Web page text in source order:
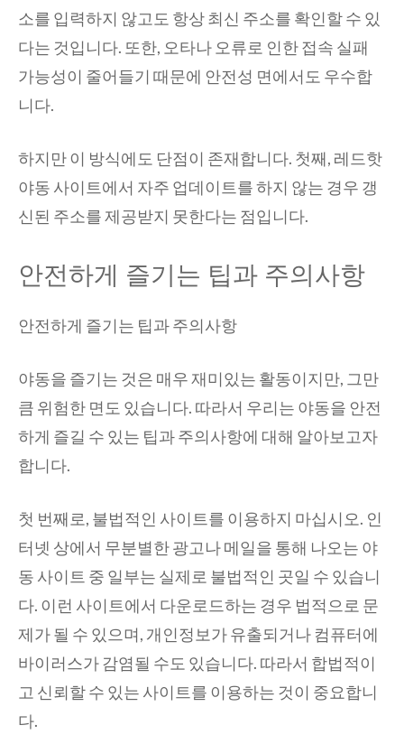
소를 입력하지 않고도 항상 최신 주소를 확인할 수 있
다는 것입니다. 또한, 오타나 오류로 인한 접속 실패
가능성이 줄어들기 때문에 안전성 면에서도 우수합
니다.
하지만 이 방식에도 단점이 존재합니다. 첫째, 레드핫
야동 사이트에서 자주 업데이트를 하지 않는 경우 갱
신된 주소를 제공받지 못한다는 점입니다.
안전하게 즐기는 팁과 주의사항
안전하게 즐기는 팁과 주의사항
야동을 즐기는 것은 매우 재미있는 활동이지만, 그만
큼 위험한 면도 있습니다. 따라서 우리는 야동을 안전
하게 즐길 수 있는 팁과 주의사항에 대해 알아보고자
합니다.
첫 번째로, 불법적인 사이트를 이용하지 마십시오. 인
터넷 상에서 무분별한 광고나 메일을 통해 나오는 야
동 사이트 중 일부는 실제로 불법적인 곳일 수 있습니
다. 이런 사이트에서 다운로드하는 경우 법적으로 문
제가 될 수 있으며, 개인정보가 유출되거나 컴퓨터에
바이러스가 감염될 수도 있습니다. 따라서 합법적이
고 신뢰할 수 있는 사이트를 이용하는 것이 중요합니
다.